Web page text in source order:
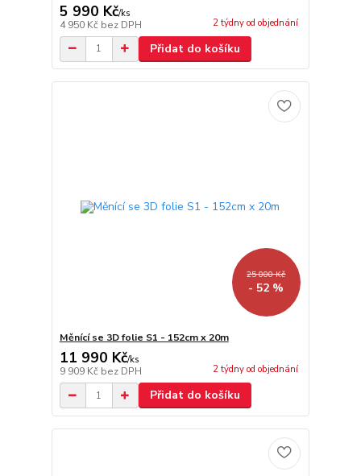
5 990 Kč/ks
4 950 Kč bez DPH 2 týdny od objednání
Přidat do košíku
25 000 Kč
- 52 %
Měnící se 3D folie S1 - 152cm x 20m
11 990 Kč/ks
9 909 Kč bez DPH 2 týdny od objednání
Přidat do košíku